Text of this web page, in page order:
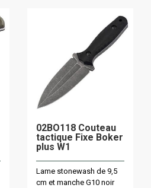
02BO118 Couteau
tactique Fixe Boker
plus W1
Lame stonewash de 9,5
cm et manche G10 noir